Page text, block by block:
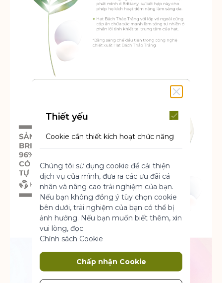
Thiết yếu
Cookie cần thiết kích hoạt chức năng
thể hoạt động bình thường. Chúng
giúp làm cho một trang web có thể sử
dụng được bằng cách kích hoạt chức
năng cơ bản.
Thông số sản phẩm
Cookie tiếp thị được sử dụng để theo
dõi và thu thập các hành động của
Chúng tôi sử dụng cookie để cải thiện
dịch vụ của mình, đưa ra các ưu đãi cá
nhân và nâng cao trải nghiệm của bạn.
Nếu bạn không đồng ý tùy chọn cookie
bên dưới, trải nghiệm của bạn có thể bị
ảnh hưởng. Nếu bạn muốn biết thêm, xin
vui lòng, đọc
Chính sách Cookie
Chấp nhận Cookie